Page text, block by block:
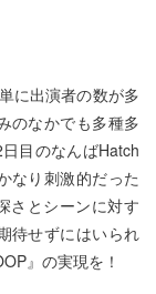
に出演者の数が多
のなかでも多種多
目のなんばHatch
なり刺激的だった
さとシーンに対す
待せずにはいられ
』の実現を！